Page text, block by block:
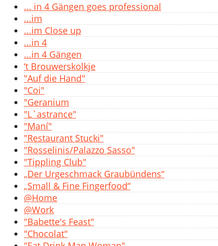
... in 4 Gängen goes professional
...im
...im Close up
...in 4
...in 4 Gängen
‘t Brouwerskolkje
"Auf die Hand"
"Coi"
"Geranium
"L`astrance"
"Maní"
"Restaurant Stucki"
"Rosselinis/Palazzo Sasso"
"Tippling Club"
„Der Urgeschmack Graubündens“
„Small & Fine Fingerfood“
@Home
@Work
"Babette's Feast"
"Chocolat"